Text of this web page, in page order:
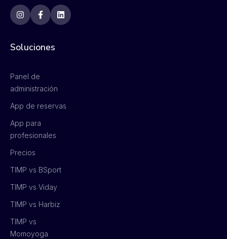
Soluciones
Panel de
administración
App de reservas
App para
profesionales
Precios
TIMP vs BSport
TIMP vs Viday
TIMP vs Harbiz
TIMP vs
Momoyoga